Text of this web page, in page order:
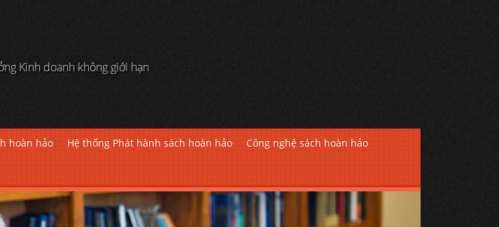
Kinh doanh không giới hạn
hoàn hảo Hệ thống Phát hành sách hoàn hảo Công nghệ sách hoàn hảo